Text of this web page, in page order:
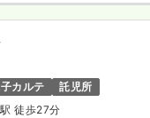
カルテ
託児所
徒歩27分